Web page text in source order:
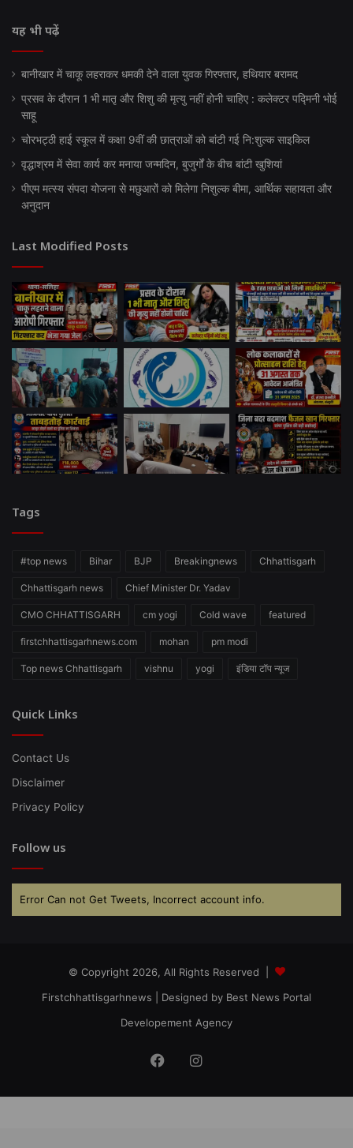
यह भी पढ़ें
बानीखार में चाकू लहराकर धमकी देने वाला युवक गिरफ्तार, हथियार बरामद
प्रसव के दौरान 1 भी मातृ और शिशु की मृत्यु नहीं होनी चाहिए : कलेक्टर पद्मिनी भोई
साहू
चोरभट्ठी हाई स्कूल में कक्षा 9वीं की छात्राओं को बांटी गई नि:शुल्क साइकिल
वृद्धाश्रम में सेवा कार्य कर मनाया जन्मदिन, बुजुर्गों के बीच बांटी खुशियां
पीएम मत्स्य संपदा योजना से मछुआरों को मिलेगा निशुल्क बीमा, आर्थिक सहायता और
अनुदान
Last Modified Posts
Tags
#top news Bihar BJP Breakingnews Chhattisgarh
Chhattisgarh news Chief Minister Dr. Yadav
CMO CHHATTISGARH cm yogi Cold wave featured
firstchhattisgarhnews.com mohan pm modi
Top news Chhattisgarh vishnu yogi इंडिया टॉप न्यूज
Quick Links
Contact Us
Disclaimer
Privacy Policy
Follow us
Error Can not Get Tweets, Incorrect account info.
© Copyright 2026, All Rights Reserved |
Firstchhattisgarhnews | Designed by Best News Portal
Developement Agency
FacebookInstagram